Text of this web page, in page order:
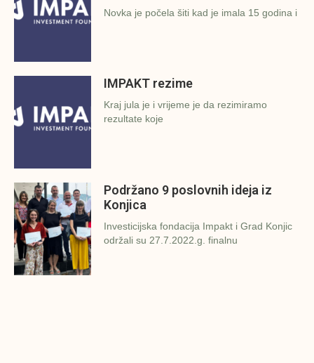
Novka je počela šiti kad je imala 15 godina i
IMPAKT rezime
Kraj jula je i vrijeme je da rezimiramo
rezultate koje
Podržano 9 poslovnih ideja iz
Konjica
Investicijska fondacija Impakt i Grad Konjic
održali su 27.7.2022.g. finalnu